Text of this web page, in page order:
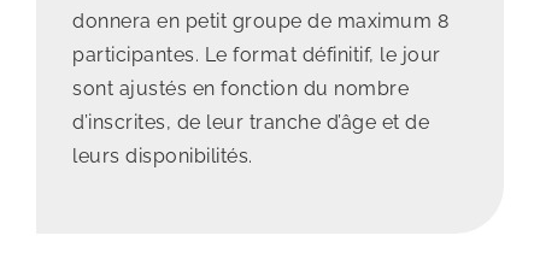
donnera en petit groupe de maximum 8
participantes. Le format définitif, le jour
sont ajustés en fonction du nombre
d’inscrites, de leur tranche d’âge et de
leurs disponibilités.